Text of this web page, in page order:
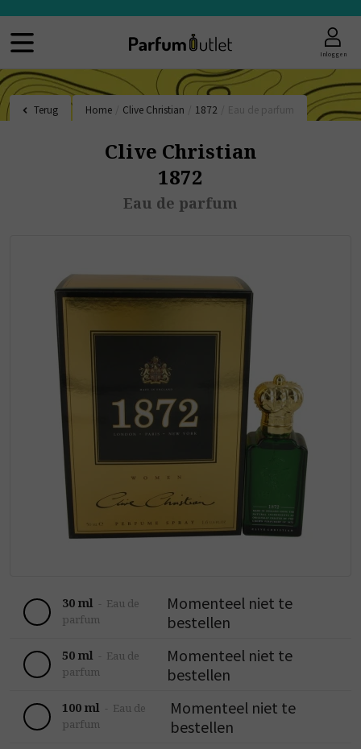
Inloggen
Terug Home Clive Christian 1872
Clive Christian
1872
Eau de parfum
30 ml - Eau de
parfum
Momenteel niet te
bestellen
50 ml - Eau de
parfum
Momenteel niet te
bestellen
100 ml - Eau de
parfum
Momenteel niet te
bestellen